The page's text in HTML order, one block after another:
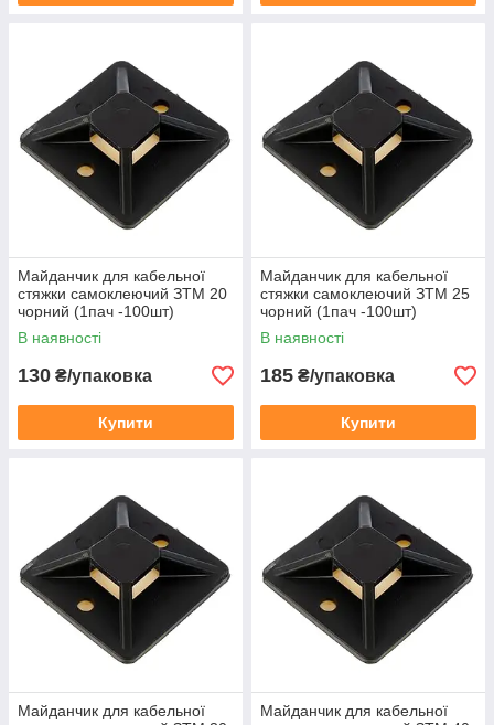
Майданчик для кабельної
стяжки самоклеючий ЗTM 20
чорний (1пач -100шт)
В наявності
130 ₴/упаковка
Купити
Майданчик для кабельної
стяжки самоклеючий ЗTM 25
чорний (1пач -100шт)
В наявності
185 ₴/упаковка
Купити
Майданчик для кабельної
Майданчик для кабельної